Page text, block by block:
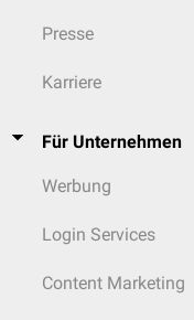
Presse
Karriere
Für Unternehmen
Werbung
Login Services
Content Marketing